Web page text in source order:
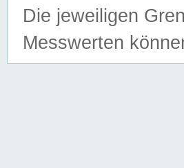
Die jeweiligen
Messwerten